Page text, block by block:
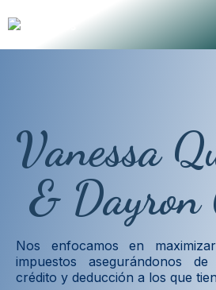
Vanessa
& Dayron
Nos enfocamos en
impuestos asegurándonos
crédito y deducción a los que